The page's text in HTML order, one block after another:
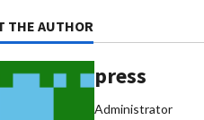
THE AUTHOR
press
Administrator